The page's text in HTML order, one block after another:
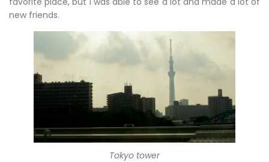
new friends.
Tokyo tower